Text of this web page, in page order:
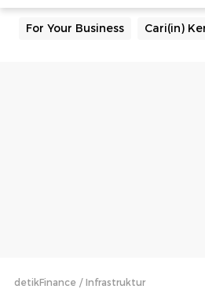
For Your Business Cari(in)
detikFinance Infrastruktur